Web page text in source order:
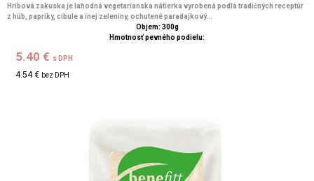
Hríbová zakuska je lahodná vegetarianska nátierka vyrobená podľa tradičných receptúr
z húb, papriky, cibule a inej zeleniny, ochutené paradajkový...
Objem: 300g
Hmotnosť pevného podielu:
5.40 € s DPH
4.54 € bez DPH